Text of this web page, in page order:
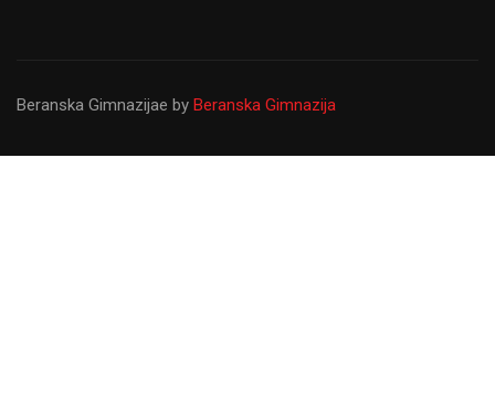
Beranska Gimnazijae by Beranska Gimnazija